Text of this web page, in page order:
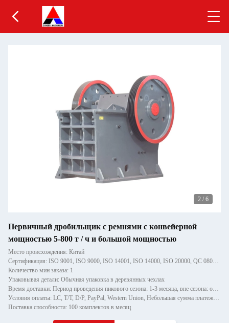
2 / 6
Первичный дробильщик с ремнями с конвейерной
мощностью 5-800 т / ч и большой мощностью
Место происхождения: Китай
Сертификация: ISO 9001, ISO 9000, ISO 14001, ISO 14000, ISO 20000, QC 080000
Количество мин заказа: 1
Упаковывая детали: Обычная упаковка в деревянных чехлах
Время доставки: Период проведения пикового сезона: 1-3 месяца, вне сезона: один месяц
Условия оплаты: LC, T/T, D/P, PayPal, Western Union, Небольшая сумма платежа, Money Gram
Поставка способности: 100 комплектов в месяц